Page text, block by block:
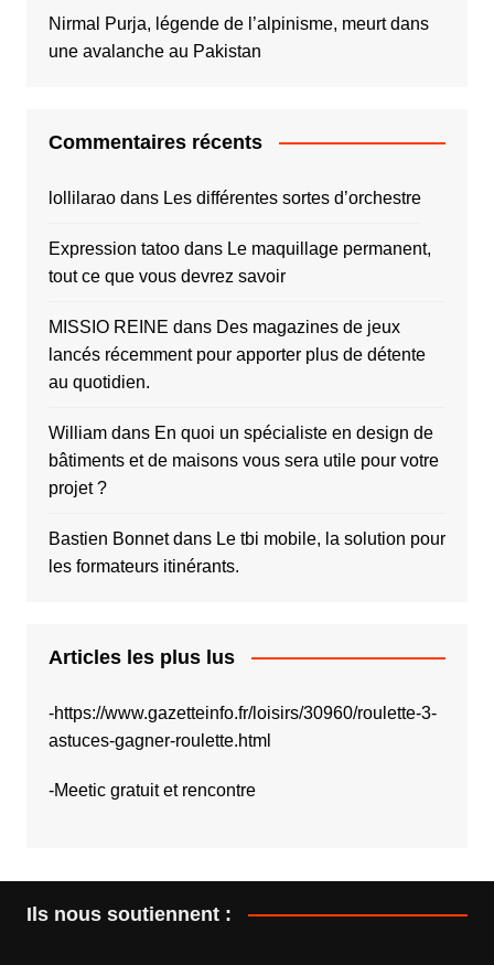
Nirmal Purja, légende de l’alpinisme, meurt dans
une avalanche au Pakistan
Commentaires récents
lollilaraodans Les différentes sortes d’orchestre
Expression tatoodans Le maquillage permanent,
tout ce que vous devrez savoir
MISSIO REINE dans Des magazines de jeux
lancés récemment pour apporter plus de détente
au quotidien.
Williamdans En quoi un spécialiste en design de
bâtiments et de maisons vous sera utile pour votre
projet ?
Bastien Bonnetdans Le tbi mobile, la solution pour
les formateurs itinérants.
Articles les plus lus
-https://www.gazetteinfo.fr/loisirs/30960/roulette-3-
astuces-gagner-roulette.html
-Meetic gratuit et rencontre
Ils nous soutiennent :